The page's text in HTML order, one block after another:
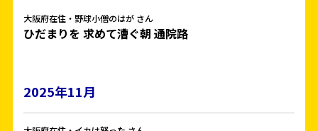
大阪府在住・野球小僧のはが さん
ひだまりを 求めて漕ぐ朝 通院路
2025年11月